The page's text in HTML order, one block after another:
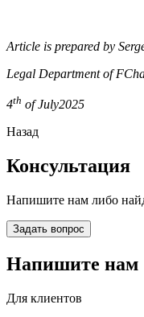
Article is prepared by
Legal Department of
4th of July2025
Назад
Консультация
Напишите нам либо
Задать вопрос
Напишите нам
Для клиентов